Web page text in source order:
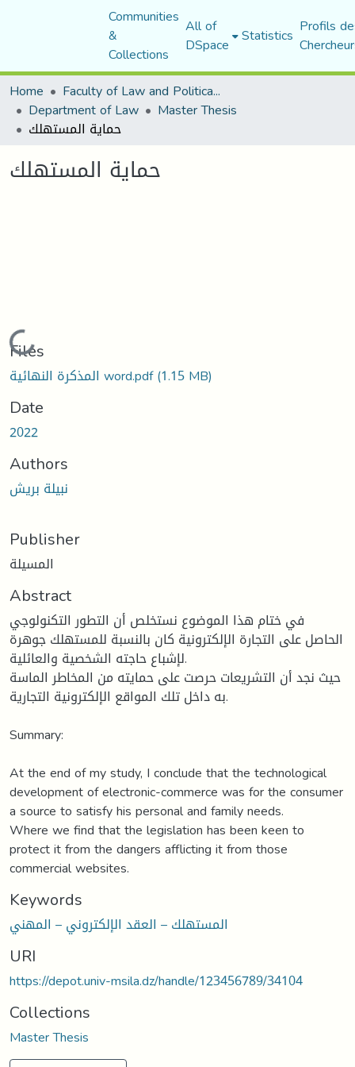
Communities
&
Collections
All of
DSpace Statistics Profils
Home
Faculty of Law and Political Science
Department of Law Master Thesis
حماية المستهلك
حماية المستهلك
Loading...
Files
المذكرة النهائية word.pdf(1.15 MB)
Date
2022
Authors
نبيلة بريش
Publisher
المسيلة
Abstract
في ختام هذا الموضوع نستخلص أن التطور التكنولوجي
الحاصل على التجارة الإلكترونية كان بالنسبة للمستهلك جوهرة
لإشباع حاجته الشخصية والعائلية.
حيث نجد أن التشريعات حرصت على حمايته من المخاطر الماسة
به داخل تلك المواقع الإلكترونية التجارية.
Summary:
At the end of my study, I conclude that the technological
development of electronic-commerce was for the consumer
a source to satisfy his personal and family needs.
Where we find that the legislation has been keen to
protect it from the dangers afflicting it from those
commercial websites.
Keywords
المستهلك – العقد الإلكتروني – المهني
URI
https://depot.univ-msila.dz/handle/123456789/34104
Collections
Master Thesis